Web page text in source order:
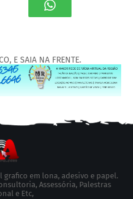
E SAIA NA FRENTE.
em lona, adesivo e papel.
Assessória, Palestras
e Etc,